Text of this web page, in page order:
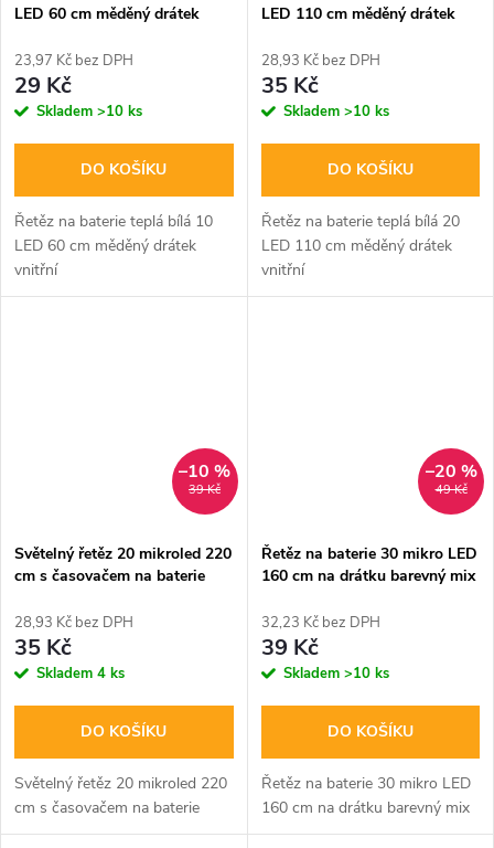
LED 60 cm měděný drátek
23,97 Kč bez DPH
29 Kč
Skladem >10 ks
DO KOŠÍKU
Řetěz na baterie teplá bílá 10
LED 60 cm měděný drátek
vnitřní
LED 110 cm měděný drátek
28,93 Kč bez DPH
35 Kč
Skladem >10 ks
DO KOŠÍKU
Řetěz na baterie teplá bílá 20
LED 110 cm měděný drátek
vnitřní
39 Kč
–10 %
Světelný řetěz 20 mikroled 220
cm s časovačem na baterie
28,93 Kč bez DPH
35 Kč
Skladem 4 ks
DO KOŠÍKU
Světelný řetěz 20 mikroled 220
cm s časovačem na baterie
49 Kč
–20 %
Řetěz na baterie 30 mikro LED
160 cm na drátku barevný mix
32,23 Kč bez DPH
39 Kč
Skladem >10 ks
DO KOŠÍKU
Řetěz na baterie 30 mikro LED
160 cm na drátku barevný mix